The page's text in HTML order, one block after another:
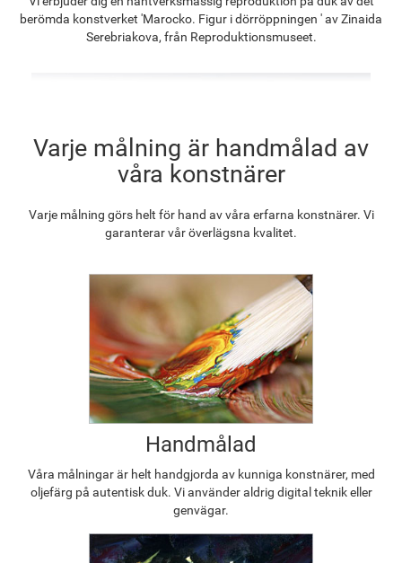
berömda konstverket 'Marocko. Figur i dörröppningen ' av Zinaida
Serebriakova, från Reproduktionsmuseet.
Varje målning är handmålad av
våra konstnärer
Varje målning görs helt för hand av våra erfarna konstnärer. Vi
garanterar vår överlägsna kvalitet.
Handmålad
Våra målningar är helt handgjorda av kunniga konstnärer, med
oljefärg på autentisk duk. Vi använder aldrig digital teknik eller
genvägar.